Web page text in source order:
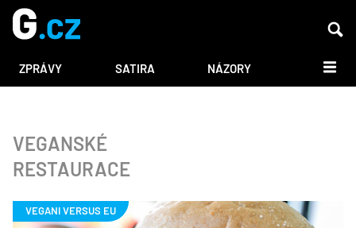
ZPRÁVY SATIRA NÁZORY DALŠÍ
VEGANSKÉ
RESTAURACE